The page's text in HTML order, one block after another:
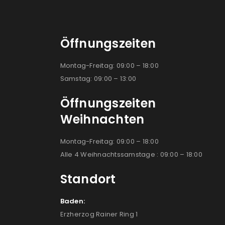
Öffnungszeiten
Montag-Freitag: 09:00 – 18:00
Samstag: 09:00 – 13:00
Öffnungszeiten
Weihnachten
Montag-Freitag: 09:00 – 18:00
Alle 4 Weihnachtssamstage : 09:00 – 18:00
Standort
Baden:
Erzherzog Rainer Ring 1